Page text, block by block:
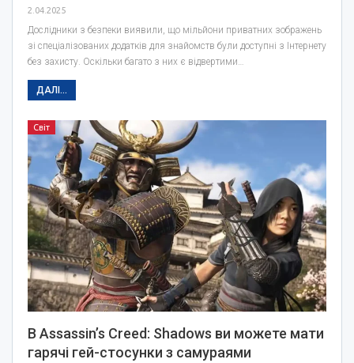
2.04.2025
Дослідники з безпеки виявили, що мільйони приватних зображень
зі спеціалізованих додатків для знайомств були доступні з Інтернету
без захисту. Оскільки багато з них є відвертими…
ДАЛІ...
Світ
В Assassin’s Creed: Shadows ви можете мати
гарячі гей-стосунки з самураями